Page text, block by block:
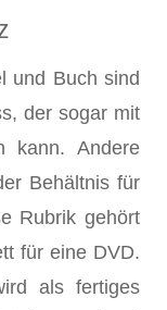
und Buch sind
der sogar mit
kann. Andere
Behältnis für
Rubrik gehört
für eine DVD.
als fertiges